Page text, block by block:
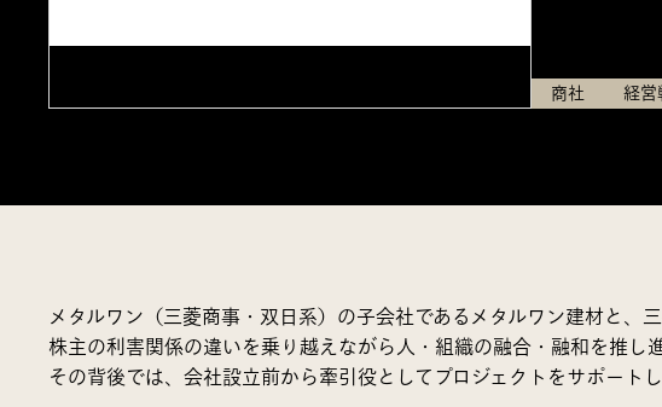
商社 経営
メタルワン（三菱商事・双日系）の子会社であるメタルワン建材と
株主の利害関係の違いを乗り越えながら人・組織の融合・融和を推し
その背後では、会社設立前から牽引役としてプロジェクトをサポート